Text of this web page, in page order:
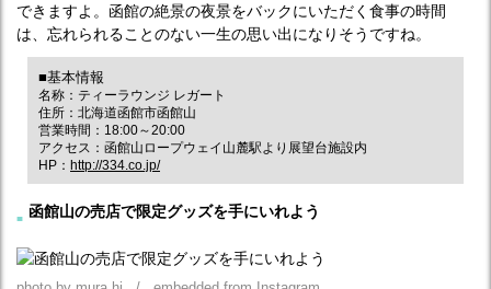
できますよ。函館の絶景の夜景をバックにいただく食事の時間
は、忘れられることのない一生の思い出になりそうですね。
■基本情報
名称：ティーラウンジ レガート
住所：北海道函館市函館山
営業時間：18:00～20:00
アクセス：函館山ロープウェイ山麓駅より展望台施設内
HP： http://334.co.jp/
函館山の売店で限定グッズを手にいれよう